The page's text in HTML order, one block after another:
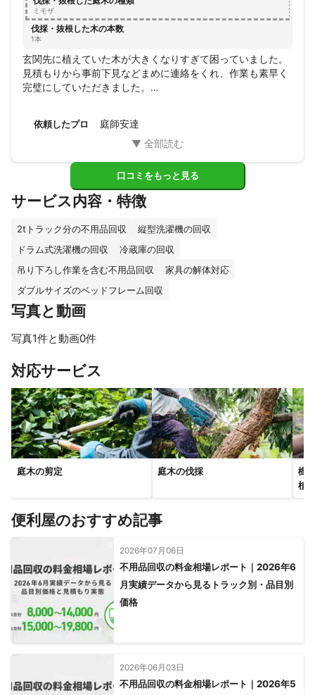
ミモザ
伐採・抜根した木の本数
1本
玄関先に植えていた木が大きくなりすぎて困っていました。
見積もりから事前下見などまめに連絡をくれ、作業も素早く
完璧にしていただきました。
依頼したプロ 庭師安達
口コミをもっと見る
サービス内容・特徴
2tトラック分の不用品回収
縦型洗濯機の回収
ドラム式洗濯機の回収
冷蔵庫の回収
吊り下ろし作業を含む不用品回収
家具の解体対応
ダブルサイズのベッドフレーム回収
写真と動画
写真1件と動画0件
対応サービス
庭木の剪定 庭木の伐採
樹
植
便利屋のおすすめ記事
2026年07月06日
不用品回収の料金相場レポート｜2026年6
月実績データから見るトラック別・品目別
価格
2026年06月03日
不用品回収の料金相場レポート｜2026年5